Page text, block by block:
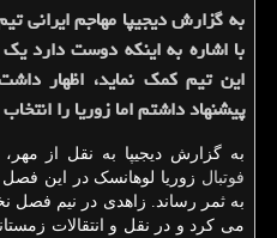
به گزارش دیجیپا مهاجم ایرانی
با اشاره به اینکه دوست دارد
این تیم کمک نماید، اظهار
پیشنهاد داشتم اما زوریا را
به گزارش دیجیپا به نقل از
فوتبال زوریا لوهانسک در این فصل
به ثمر رساند. زاهدی در نیم فصل
می کرد و در نقل و انتقالات